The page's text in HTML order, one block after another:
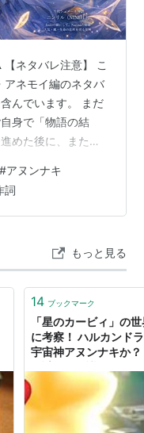
ネタバレ注意】 こ
アネモイ編のネタバ
んでいます。 まだ
身で「物語の結
めた後に、またこ
みます（クリック
できた家族の物語
は、そのすべてを 4
マにした楽曲で
#アヌンナキ
詞
もっと見る
14 ブックマーク
「星のカービィ」の
に考察！ ハルカンド
宇宙神アヌンナキか